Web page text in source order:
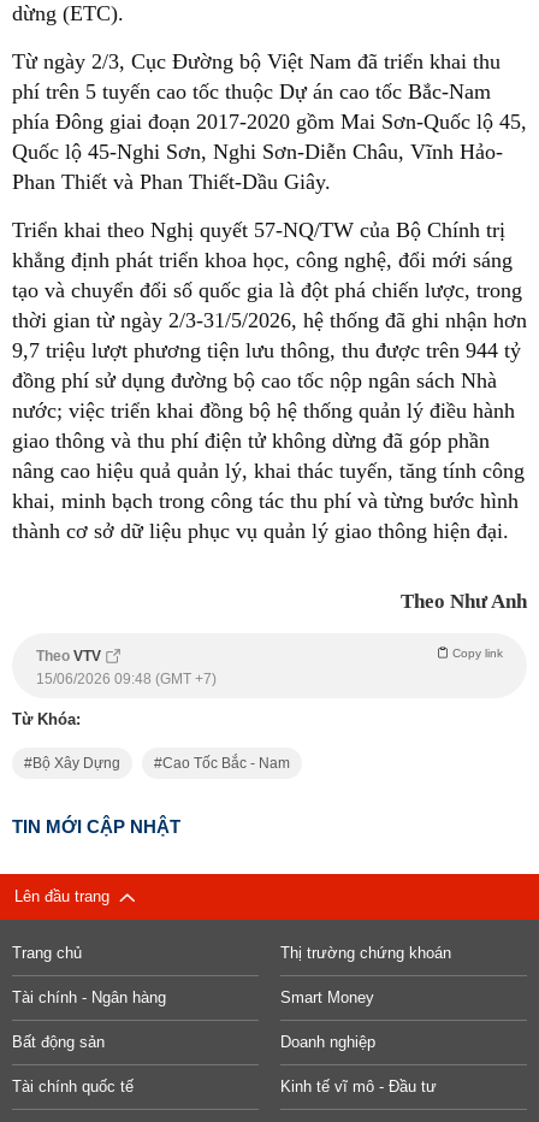
dừng (ETC).
Từ ngày 2/3, Cục Đường bộ Việt Nam đã triển khai thu
phí trên 5 tuyến cao tốc thuộc Dự án cao tốc Bắc-Nam
phía Đông giai đoạn 2017-2020 gồm Mai Sơn-Quốc lộ 45,
Quốc lộ 45-Nghi Sơn, Nghi Sơn-Diễn Châu, Vĩnh Hảo-
Phan Thiết và Phan Thiết-Dầu Giây.
Triển khai theo Nghị quyết 57-NQ/TW của Bộ Chính trị
khẳng định phát triển khoa học, công nghệ, đổi mới sáng
tạo và chuyển đổi số quốc gia là đột phá chiến lược, trong
thời gian từ ngày 2/3-31/5/2026, hệ thống đã ghi nhận hơn
9,7 triệu lượt phương tiện lưu thông, thu được trên 944 tỷ
đồng phí sử dụng đường bộ cao tốc nộp ngân sách Nhà
nước; việc triển khai đồng bộ hệ thống quản lý điều hành
giao thông và thu phí điện tử không dừng đã góp phần
nâng cao hiệu quả quản lý, khai thác tuyến, tăng tính công
khai, minh bạch trong công tác thu phí và từng bước hình
thành cơ sở dữ liệu phục vụ quản lý giao thông hiện đại.
Theo Như Anh
Theo VTV Copy link
15/06/2026 09:48 (GMT +7)
Từ Khóa:
Bộ Xây Dựng Cao Tốc Bắc - Nam
TIN MỚI CẬP NHẬT
Lên đầu trang
Trang chủ Thị trường chứng khoán
Tài chính - Ngân hàng Smart Money
Bất động sản Doanh nghiệp
Tài chính quốc tế Kinh tế vĩ mô - Đầu tư